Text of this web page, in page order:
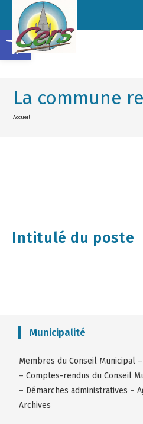
La commune
Accueil
Intitulé du poste
Municipalité
Membres du Conseil Municipal –
–Comptes-rendus du Conseil
– Démarches administratives –
Archives
Ouvrir la barre